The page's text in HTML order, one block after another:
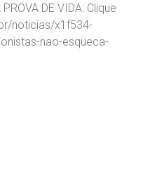
DE VIDA: Clique
noticias/x1f534-
nao-esqueca-